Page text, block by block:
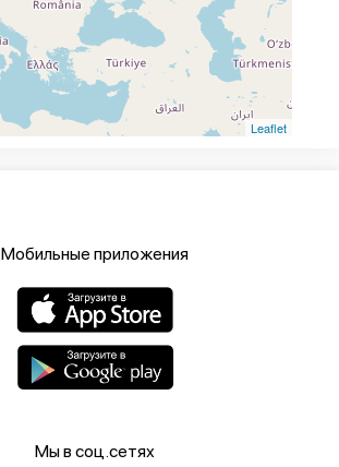
Leaflet
Мобильные приложения
Мы в соц.сетях